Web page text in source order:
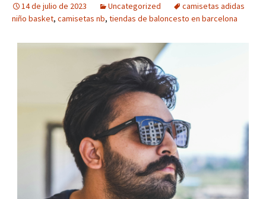
14 de julio de 2023 Uncategorized
camisetas adidas
niño basket, camisetas nb, tiendas de baloncesto en barcelona